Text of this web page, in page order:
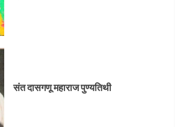
जवानाला मिळाला महापूजेचा मान